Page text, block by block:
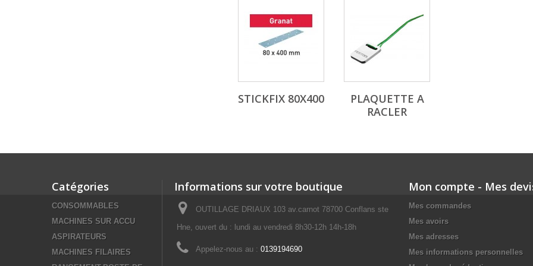
STICKFIX 80X400
PLAQUETTE A
RACLER
Catégories
CONSOMMABLES
MACHINES SUR ACCU
ASPIRATEURS
MACHINES FILAIRES
Informations sur votre boutique
OUTILLAGE DRIAUX 103 av.carnot 78700 Conflans ste
Hne, ouvert du : lundi au vendredi 8h30-12h 14h-18h
Appelez-nous au : 0139194690
Mon compte - Mes
Mes commandes
Mes avoirs
Mes adresses
Mes informations personnelles